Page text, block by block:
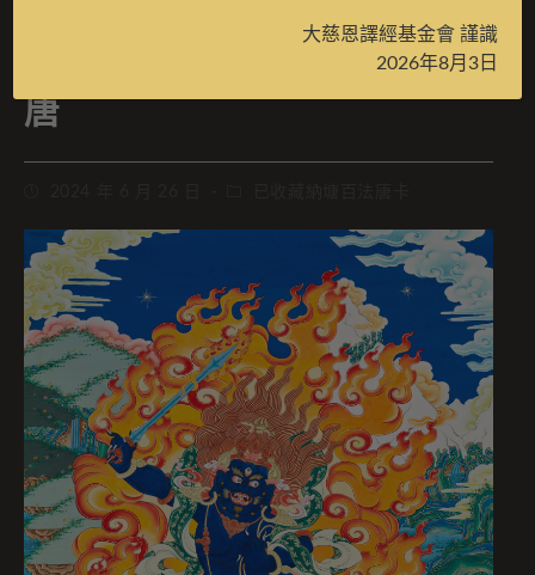
納塘百法之藍色不動明王彩
唐
大慈恩譯經基金會 謹識
2026年8月3日